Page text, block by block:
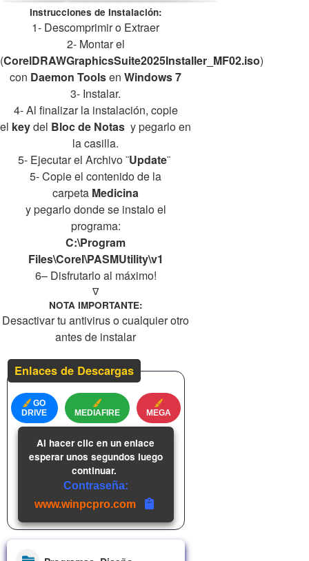
Instrucciones de Instalación:
1- Descomprimir o Extraer
2- Montar el
(CorelDRAWGraphicsSuite2025Installer_MF02.iso)
con Daemon ToolsenWindows 7
3- Instalar.
4- Al finalizar la instalación, copie
el keydel Bloc de Notas y pegarlo en
la casilla.
5- Ejecutar el Archivo ¨Update¨
5- Copie el contenido de la
carpeta Medicina
y pegarlo donde se instalo el
programa:
C:\Program
Files\Corel\PASMUtility\v1
6– Disfrutarlo al máximo!
∇
NOTA IMPORTANTE:
Desactivar tu antivirus o cualquier otro
antes de instalar
Enlaces de Descargas
GO
DRIVE
MEDIAFIRE MEGA
Al hacer clic en un enlace
esperar unos segundos luego
continuar.
Contraseña:
www.winpcpro.com